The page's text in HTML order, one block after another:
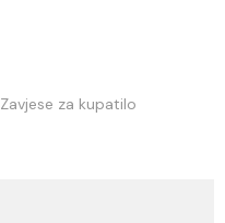
Zavjese za kupatilo